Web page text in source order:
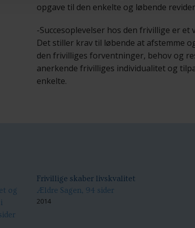
opgave til den enkelte og løbende
-Succesoplevelser hos den frivillige er
Det stiller krav til løbende at afstemme
den frivilliges forventninger, behov og
anerkende frivilliges individualitet og
enkelte.
og
Frivillige skaber livskvalitet
Ældre Sagen, 94 sider
2014